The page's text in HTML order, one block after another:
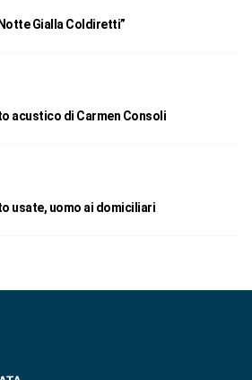
Gialla Coldiretti”
acustico di Carmen Consoli
usate, uomo ai domiciliari